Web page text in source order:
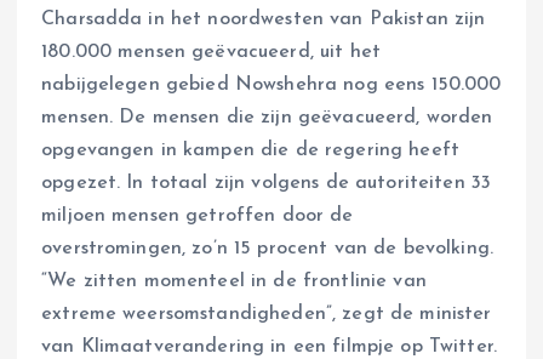
Charsadda in het noordwesten van Pakistan zijn
180.000 mensen geëvacueerd, uit het
nabijgelegen gebied Nowshehra nog eens 150.000
mensen. De mensen die zijn geëvacueerd, worden
opgevangen in kampen die de regering heeft
opgezet. In totaal zijn volgens de autoriteiten 33
miljoen mensen getroffen door de
overstromingen, zo’n 15 procent van de bevolking.
“We zitten momenteel in de frontlinie van
extreme weersomstandigheden”, zegt de minister
van Klimaatverandering in een filmpje op Twitter.